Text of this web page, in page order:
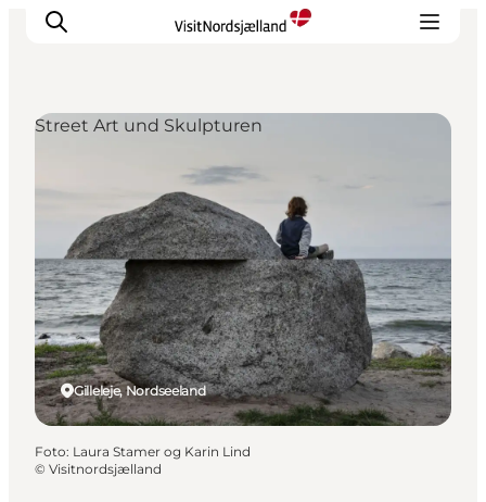
Highlights
Erlebnisse
Geschmack
Unterkünfte
Städte
Reiseplanung
Gilleleje, Nordseeland
Street Art und Skulpturen
Foto: Laura Stamer og Karin Lind
© Visitnordsjælland